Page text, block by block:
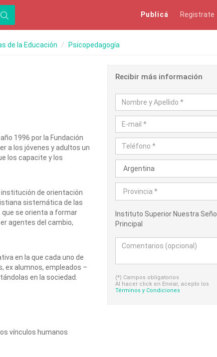
Publicá Registrate
de la Educación Psicopedagogía
1996 por la Fundación
a los jóvenes y adultos un
los capacite y los
de orientación
sistemática de las
se orienta a formar
agentes del cambio,
en la que cada uno de
ex alumnos, empleados –
en la sociedad.
vínculos humanos
Recibir más información
Argentina
Provincia *
Instituto Superior Nuestra
Principal
(*) Campos obligatorios
Al hacer click en Enviar, acepto los
Términos y Condiciones